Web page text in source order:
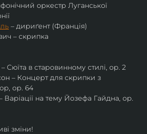
оркестр Луганської
– дириґент (Франція)
– скрипка
Сюїта в старовинному стилі, ор. 2
– Концерт для скрипки з
ор. 64
на тему Йозефа Гайдна, ор.
зміни!